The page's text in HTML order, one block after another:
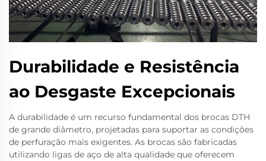
Durabilidade e Resistência
ao Desgaste Excepcionais
A durabilidade é um recurso fundamental dos brocas DTH
de grande diâmetro, projetadas para suportar as condições
de perfuração mais exigentes. As brocas são fabricadas
utilizando ligas de aço de alta qualidade que oferecem